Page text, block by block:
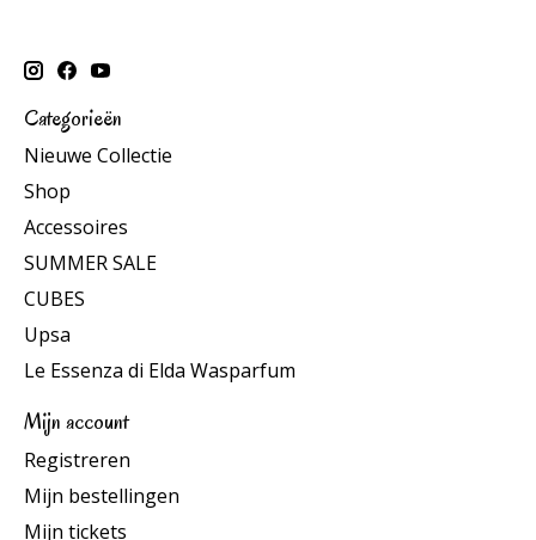
Categorieën
Nieuwe Collectie
Shop
Accessoires
SUMMER SALE
CUBES
Upsa
Le Essenza di Elda Wasparfum
Mijn account
Registreren
Mijn bestellingen
Mijn tickets